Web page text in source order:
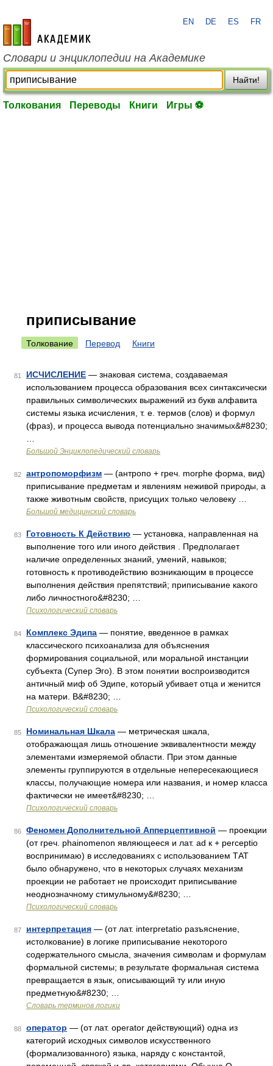
academic.ru
EN DE ES FR
Словари и энциклопедии на Академике
Найти!
Толкования Переводы Книги Игры ⚽
приписывание
Толкование Перевод Книги
81 ИСЧИСЛЕНИЕ — знаковая система, создаваемая
использованием процесса образования всех синтаксически
правильных символических выражений из букв алфавита
системы языка исчисления, т. е. термов (слов) и формул
(фраз), и процесса вывода потенциально значимых&#8230;
Большой Энциклопедический словарь
82 антропоморфизм — (антропо + греч. morphe форма, вид)
приписывание предметам и явлениям неживой природы, а
также животным свойств, присущих только человеку …
Большой медицинский словарь
83 Готовность К Действию — установка, направленная на
выполнение того или иного действия . Предполагает
наличие определенных знаний, умений, навыков;
готовность к противодействию возникающим в процессе
выполнения действия препятствий; приписывание какого
либо личностного&#8230; …
Психологический словарь
84 Комплекс Эдипа — понятие, введенное в рамках
классического психоанализа для объяснения
формирования социальной, или моральной инстанции
субъекта (Супер Эго). В этом понятии воспроизводится
античный миф об Эдипе, который убивает отца и женится
на матери. В&#8230; …
Психологический словарь
85 Номинальная Шкала — метрическая шкала,
отображающая лишь отношение эквивалентности между
элементами измеряемой области. При этом данные
элементы группируются в отдельные непересекающиеся
классы, получающие номера или названия, и номер класса
фактически не имеет&#8230; …
Психологический словарь
86 Феномен Дополнительной Апперцептивной — проекции
(от греч. phainomenon являющееся и лат. ad к + perceptio
воспринимаю) в исследованиях с использованием ТАТ
было обнаружено, что в некоторых случаях механизм
проекции не работает не происходит приписывание
неоднозначному стимульному&#8230; …
Психологический словарь
87 интерпретация — (от лат. interpretatio разъяснение,
истолкование) в логике приписывание некоторого
содержательного смысла, значения символам и формулам
формальной системы; в результате формальная система
превращается в язык, описывающий ту или иную
предметную&#8230; …
Словарь терминов логики
88 оператор — (от лат. operator действующий) одна из
категорий исходных символов искусственного
(формализованного) языка, наряду с константой,